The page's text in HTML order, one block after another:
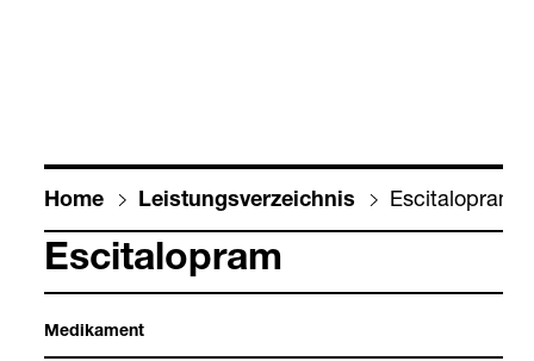
Home Leis­tungs­ver­zeich­nis Esci­talo­pram
Esci­talo­pram
Medi­ka­ment